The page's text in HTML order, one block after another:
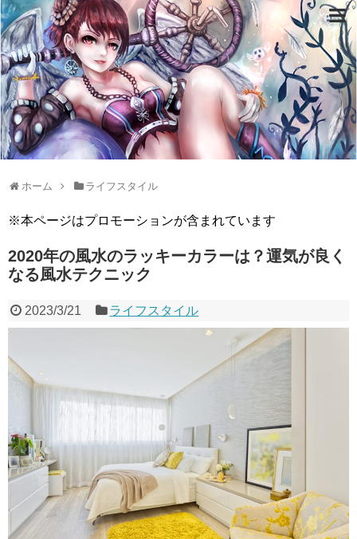
ホーム ライフスタイル
※本ページはプロモーションが含まれています
2020年の風水のラッキーカラーは？運気が良く
なる風水テクニック
2023/3/21 ライフスタイル